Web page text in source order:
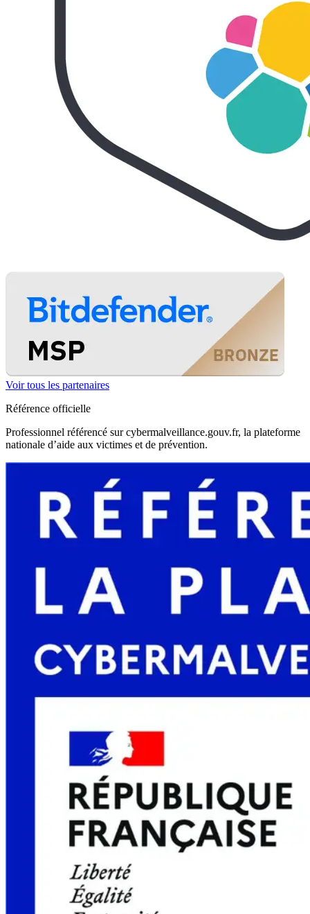
Voir tous les partenaires
Référence officielle
Professionnel référencé sur cybermalveillance.gouv.fr, la plateforme
nationale d’aide aux victimes et de prévention.